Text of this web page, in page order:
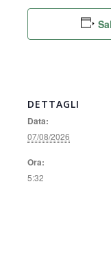
DETTAGLI
Data:
07/08/2026
Ora:
5:32